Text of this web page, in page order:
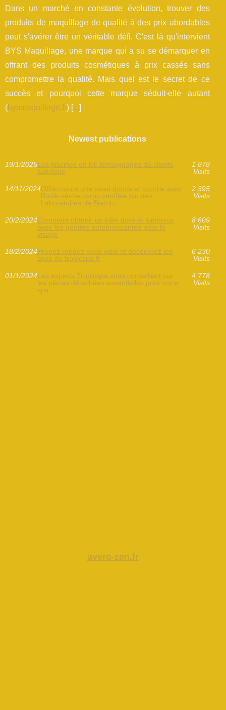
Dans un marché en constante évolution, trouver des
produits de maquillage de qualité à des prix abordables
peut s'avérer être un véritable défi. C'est là qu'intervient
BYS Maquillage, une marque qui a su se démarquer en
offrant des produits cosmétiques à prix cassés sans
compromettre la qualité. Mais quel est le secret de ce
succès et pourquoi cette marque séduit-elle autant
( bysmaquillage.fr) [...]
Newest publications
19/1/2025Les piscines en kit: témoignages de clients
satisfaits
1 878
Visits
14/11/2024Offrez-vous une peau douce et nourrie avec
l'huile sèche corps certifiée bio des
Laboratoires de Biarritz
2 395
Visits
20/2/2024Comment obtenir un hâle doré et lumineux
avec les gouttes autobronzantes pour le
visage
8 609
Visits
18/2/2024Prenez rendez-vous visio et découvrez les
spas de tropicspa.fr
6 230
Visits
01/1/2024Les experts Tropicspa vous conseillent sur
les pièces détachées essentielles pour votre
spa
4 778
Visits
avero-zen.fr